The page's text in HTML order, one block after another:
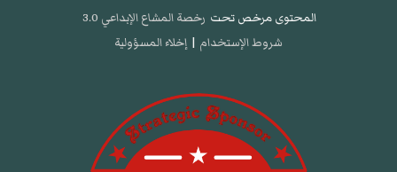
المحتوى مرخص تحت رخصة المشاع الإبداعي 3.0
شروط الإستخدام | إخلاء المسؤولية